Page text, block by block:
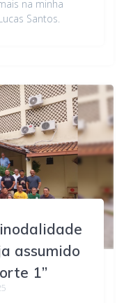
na minha
Santos.
assumido
1”